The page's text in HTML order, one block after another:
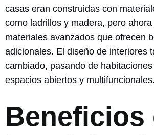
casas eran construidas con
como ladrillos y madera, pero
materiales avanzados que ofrecen
adicionales. El diseño de interiores
cambiado, pasando de
espacios abiertos y multifuncionales.
Beneficios